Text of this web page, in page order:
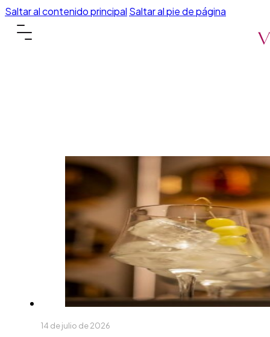
Saltar al contenido principal Saltar al pie de página
14 de julio de 2026